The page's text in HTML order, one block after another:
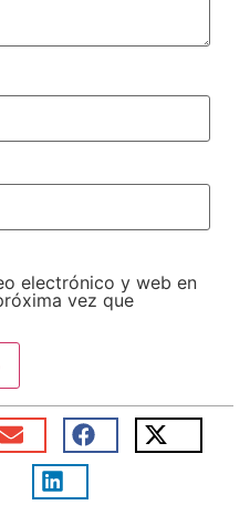
electrónico y web en
vez que